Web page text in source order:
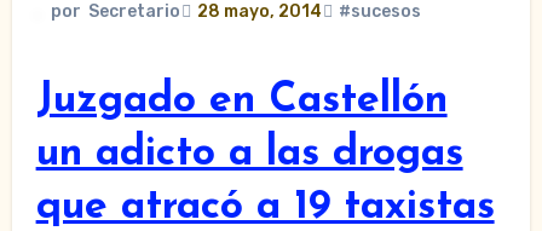
por Secretario 28 mayo, 2014 #sucesos
Juzgado en Castellón
un adicto a las drogas
que atracó a 19 taxistas